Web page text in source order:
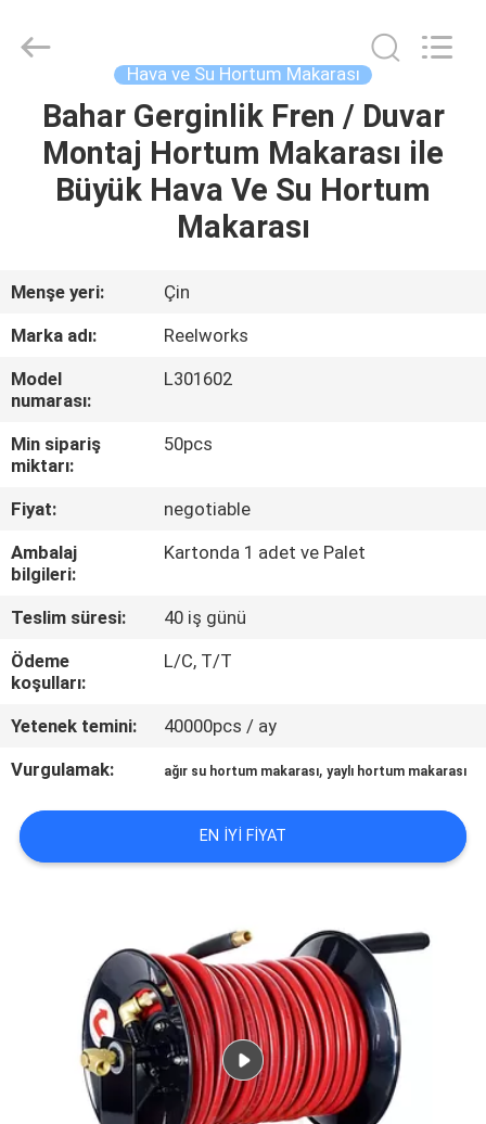
ÜRÜN:%
VIDEOLAR
FABRIKA
TURU
KALITE
KONTROL
BIZE
ULAŞIN
BIR
TEKLIF
HARITASI
PRIVACY
POLICY
Hava ve Su Hortum Makarası
Bahar Gerginlik Fren / Duvar
Montaj Hortum Makarası ile
Büyük Hava Ve Su Hortum
Makarası
Menşe yeri:
Çin
Marka adı:
Reelworks
Model
numarası:
L301602
Min sipariş
miktarı:
50pcs
Fiyat:
negotiable
Ambalaj
bilgileri:
Kartonda 1 adet ve Palet
Teslim süresi:
40 iş günü
Ödeme
koşulları:
L/C, T/T
Yetenek temini:
40000pcs / ay
Vurgulamak:
ağır su hortum makarası,yaylı hortum makarası
EN IYI FIYAT